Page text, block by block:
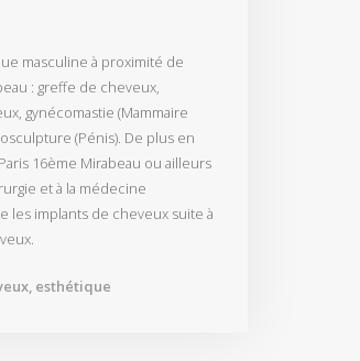
masculine à proximité de
: greffe de cheveux,
gynécomastie (Mammaire
(Pénis). De plus en
16ème Mirabeau ou ailleurs
et à la médecine
les implants de cheveux suite à
esthétique